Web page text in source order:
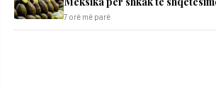
7 orë më parë